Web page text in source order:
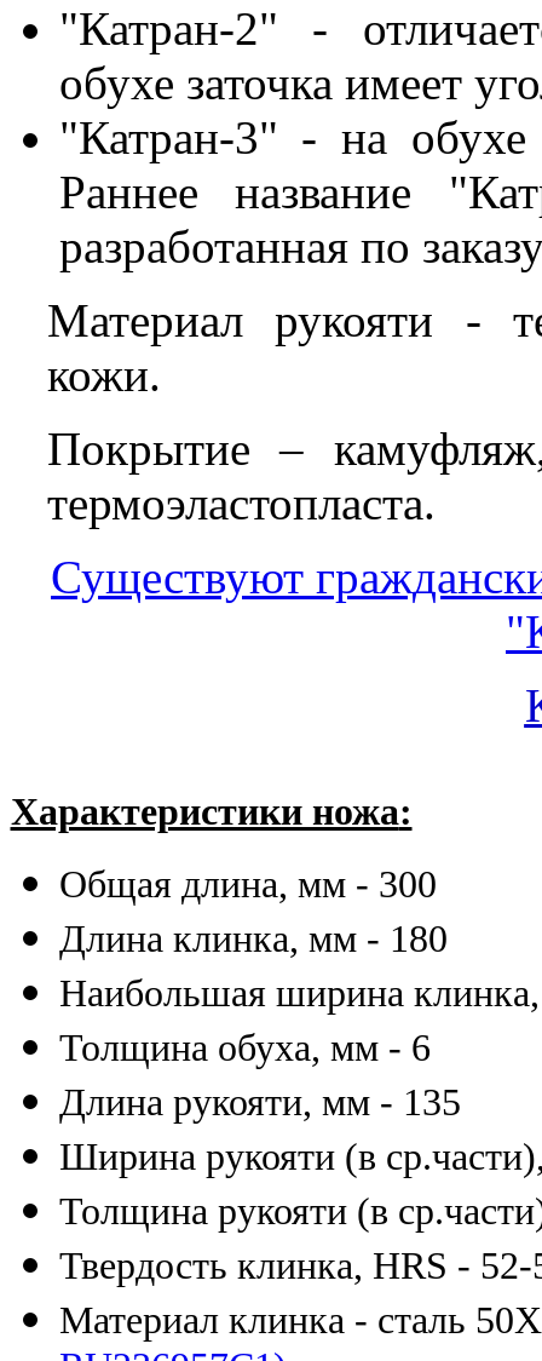
"Катран-2" -
обухе заточка имеет
"Катран-3" - на
Раннее название
разработанная по
Материал рукояти -
кожи.
Покрытие –
термоэластопласта.
Существуют
Характеристики ножа:
Общая длина, мм - 300
Длина клинка, мм - 180
Наибольшая ширина
Толщина обуха, мм - 6
Длина рукояти, мм - 135
Ширина рукояти (в
Толщина рукояти (в
Твердость клинка, HRS - 52-
Материал клинка - сталь